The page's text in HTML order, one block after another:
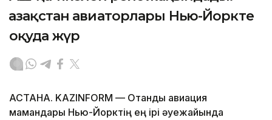
Қазақстан авиаторлары Нью-Йоркте
оқуда жүр
АСТАНА. KAZINFORM — Отандық авиация
мамандары Нью-Йорктің ең ірі әуежайында